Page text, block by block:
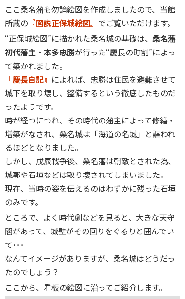
ここ桑名藩も勿論絵図を作成しましたので、当館
所蔵の 『図説正保城絵図』 でご覧いただけます。
“正保城絵図”に描かれた桑名城の基礎は、 桑名藩
初代藩主・本多忠勝が行った“慶長の町割”によっ
て築かれました。
『慶長自記』 によれば、忠勝は住民を避難させて
城下を取り壊し、整備するという徹底したものだ
ったようです。
時が経つにつれ、その時代の藩主によって修繕・
増築がなされ、桑名城は「海道の名城」と謳われ
るほどとなりました。
しかし、戊辰戦争後、桑名藩は朝敵とされた為、
城郭や石垣などは取り壊されてしまいました。
現在、当時の姿を伝えるのはわずかに残った石垣
のみです。
ところで、よく時代劇などを見ると、大きな天守
閣があって、城壁がその回りをぐるりと囲んでい
て･･･
なんてイメージがありますが、桑名城はどうだっ
たのでしょう？
ここから、看板の絵図に沿ってご紹介します。